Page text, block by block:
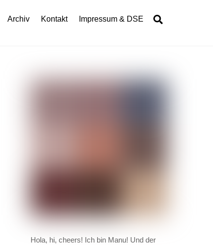
Archiv Kontakt Impressum & DSE
Hola, hi, cheers! Ich bin Manu! Und der